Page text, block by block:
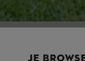
natuurlijke, naadloze
zonder specifieke
omranding, maar
het perk is iets lager
JE